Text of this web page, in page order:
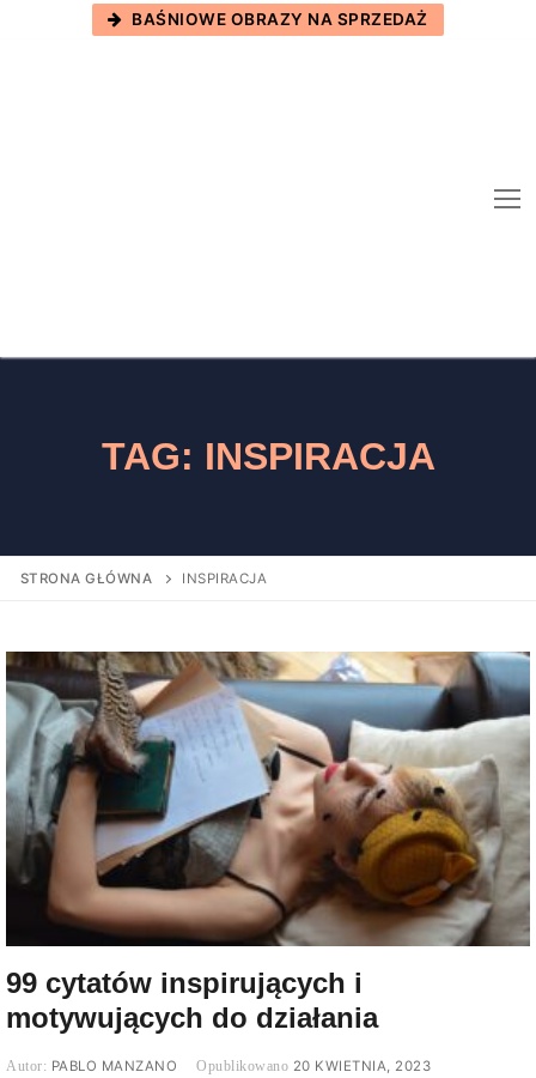
BAŚNIOWE OBRAZY NA SPRZEDAŻ
TAG: INSPIRACJA
STRONA GŁÓWNA INSPIRACJA
99 cytatów inspirujących i
motywujących do działania
PABLO MANZANO
20 KWIETNIA, 2023